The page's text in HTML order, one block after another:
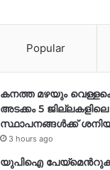
Popular
കനത്ത മഴയും
അടക്കം 5
സ്ഥാപനങ്ങള്‍ക്ക്
3 hours ago
യുപിഐ